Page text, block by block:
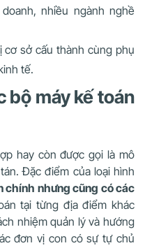
nhiều ngành nghề
sở cấu thành cùng phụ
tế.
bộ máy kế toán
hay còn được gọi là mô
Đặc điểm của loại hình
chính nhưng cũng có các
tại từng địa điểm khác
nhiệm quản lý và hướng
đơn vị con có sự tự chủ